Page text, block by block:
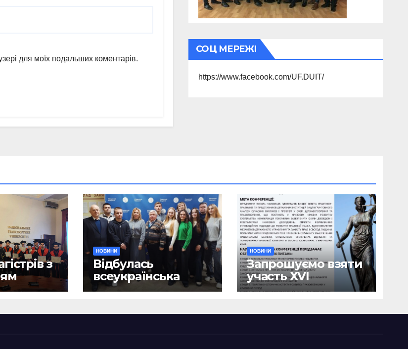
для моїх подальших коментарів.
СОЦ МЕРЕЖІ
https://www.facebook.com/UF.DUIT/
з
НОВИНИ
Відбулась
всеукраїнська
науково-практична
«Сучасні виклики
НОВИНИ
Запрошуємо взяти
участь ХVІ
Міжнародній
практичній